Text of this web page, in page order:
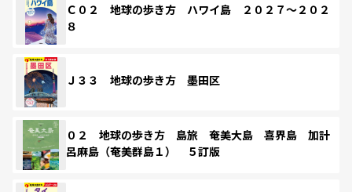
Ｃ０２ 地球の歩き方 ハワイ島 ２０２７～２０２
８
Ｊ３３ 地球の歩き方 墨田区
０２ 地球の歩き方 島旅 奄美大島 喜界島 加計
呂麻島（奄美群島１） ５訂版